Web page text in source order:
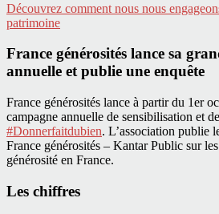
Découvrez comment nous nous
patrimoine
France générosités lance sa
annuelle et publie une enquête
France générosités lance à partir du 1er
campagne annuelle de sensibilisation et
#Donnerfaitdubien. L’association publie
France générosités – Kantar Public sur
générosité en France.
Les chiffres